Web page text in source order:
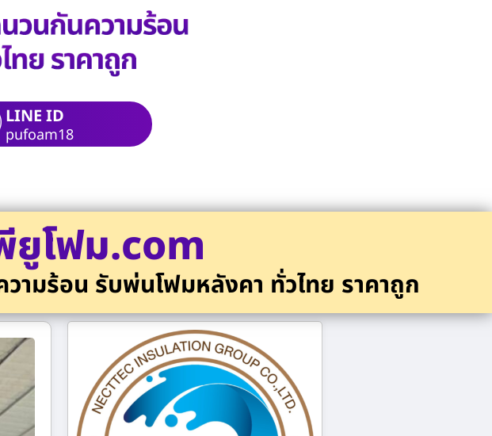
LINE ID
pufoam18
โฟม.com
มร้อน รับพ่นโฟมหลังคา ทั่วไทย ราคาถูก